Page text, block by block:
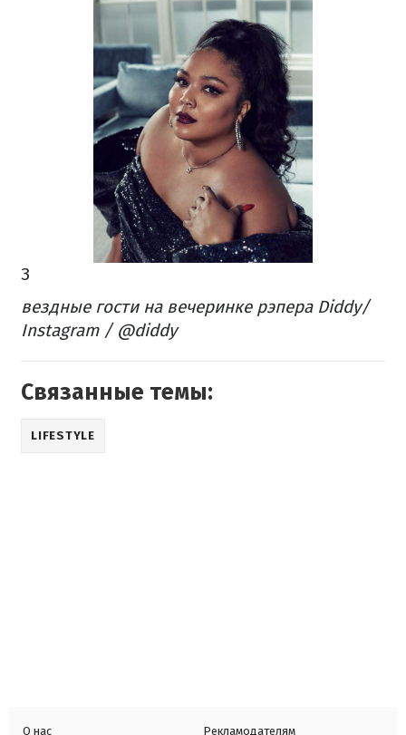
З
вездные гости на вечеринке рэпера Diddy​/
Instagram / @diddy
Связанные темы:
LIFESTYLE
О нас Рекламодателям